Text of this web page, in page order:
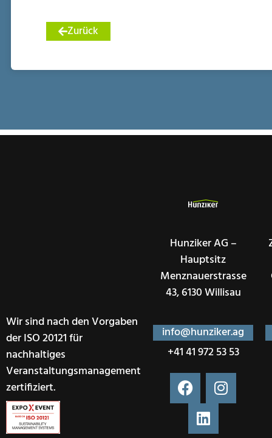
Zurück
Wir sind nach den Vorgaben
der ISO 20121 für
nachhaltiges
Veranstaltungsmanagement
zertifiziert.
Hunziker AG –
Hauptsitz
Menznauerstrasse
43, 6130 Willisau
info@hunziker.ag
+41 41 972 53 53